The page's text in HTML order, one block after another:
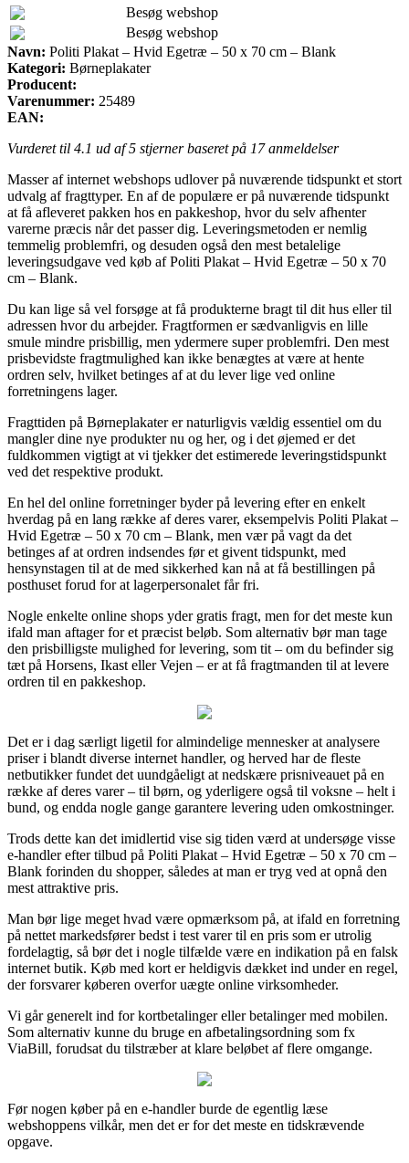
Besøg webshop
Besøg webshop
Navn: Politi Plakat – Hvid Egetræ – 50 x 70 cm – Blank
Kategori: Børneplakater
Producent:
Varenummer: 25489
EAN:
Vurderet til 4.1 ud af 5 stjerner baseret på 17anmeldelser
Masser af internet webshops udlover på nuværende tidspunkt et stort
udvalg af fragttyper. En af de populære er på nuværende tidspunkt
at få afleveret pakken hos en pakkeshop, hvor du selv afhenter
varerne præcis når det passer dig. Leveringsmetoden er nemlig
temmelig problemfri, og desuden også den mest betalelige
leveringsudgave ved køb af Politi Plakat – Hvid Egetræ – 50 x 70
cm – Blank.
Du kan lige så vel forsøge at få produkterne bragt til dit hus eller til
adressen hvor du arbejder. Fragtformen er sædvanligvis en lille
smule mindre prisbillig, men ydermere super problemfri. Den mest
prisbevidste fragtmulighed kan ikke benægtes at være at hente
ordren selv, hvilket betinges af at du lever lige ved online
forretningens lager.
Fragttiden på Børneplakater er naturligvis vældig essentiel om du
mangler dine nye produkter nu og her, og i det øjemed er det
fuldkommen vigtigt at vi tjekker det estimerede leveringstidspunkt
ved det respektive produkt.
En hel del online forretninger byder på levering efter en enkelt
hverdag på en lang række af deres varer, eksempelvis Politi Plakat –
Hvid Egetræ – 50 x 70 cm – Blank, men vær på vagt da det
betinges af at ordren indsendes før et givent tidspunkt, med
hensynstagen til at de med sikkerhed kan nå at få bestillingen på
posthuset forud for at lagerpersonalet får fri.
Nogle enkelte online shops yder gratis fragt, men for det meste kun
ifald man aftager for et præcist beløb. Som alternativ bør man tage
den prisbilligste mulighed for levering, som tit – om du befinder sig
tæt på Horsens, Ikast eller Vejen – er at få fragtmanden til at levere
ordren til en pakkeshop.
Det er i dag særligt ligetil for almindelige mennesker at analysere
priser i blandt diverse internet handler, og herved har de fleste
netbutikker fundet det uundgåeligt at nedskære prisniveauet på en
række af deres varer – til børn, og yderligere også til voksne – helt i
bund, og endda nogle gange garantere levering uden omkostninger.
Trods dette kan det imidlertid vise sig tiden værd at undersøge visse
e-handler efter tilbud på Politi Plakat – Hvid Egetræ – 50 x 70 cm –
Blank forinden du shopper, således at man er tryg ved at opnå den
mest attraktive pris.
Man bør lige meget hvad være opmærksom på, at ifald en forretning
på nettet markedsfører bedst i test varer til en pris som er utrolig
fordelagtig, så bør det i nogle tilfælde være en indikation på en falsk
internet butik. Køb med kort er heldigvis dækket ind under en regel,
der forsvarer køberen overfor uægte online virksomheder.
Vi går generelt ind for kortbetalinger eller betalinger med mobilen.
Som alternativ kunne du bruge en afbetalingsordning som fx
ViaBill, forudsat du tilstræber at klare beløbet af flere omgange.
Før nogen køber på en e-handler burde de egentlig læse
webshoppens vilkår, men det er for det meste en tidskrævende
opgave.